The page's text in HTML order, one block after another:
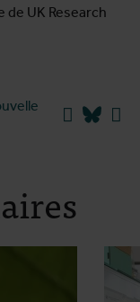
de UK Research
Facebook